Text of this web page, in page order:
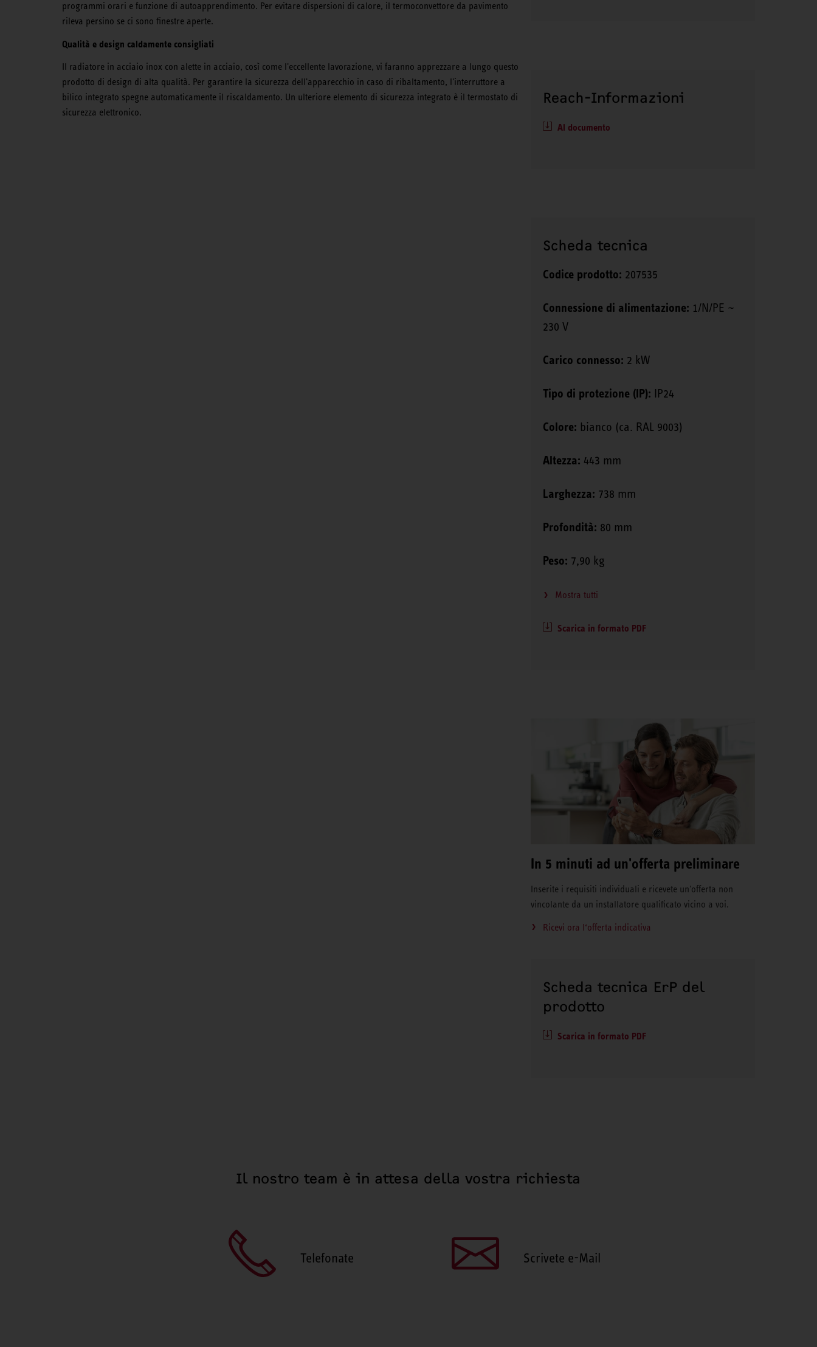
programmi orari e funzione di autoapprendimento. Per evitare dispersioni di calore, il termoconvettore da pavimento
rileva persino se ci sono finestre aperte.
Qualità e design caldamente consigliati
Il radiatore in acciaio inox con alette in acciaio, così come l'eccellente lavorazione, vi faranno apprezzare a lungo questo
prodotto di design di alta qualità. Per garantire la sicurezza dell'apparecchio in caso di ribaltamento, l'interruttore a
bilico integrato spegne automaticamente il riscaldamento. Un ulteriore elemento di sicurezza integrato è il termostato di
sicurezza elettronico.
Reach-Informazioni
Al documento
Scheda tecnica
Codice prodotto: 207535
Connessione di alimentazione: 1/N/PE ~
230 V
Carico connesso: 2 kW
Tipo di protezione (IP): IP24
Colore: bianco (ca. RAL 9003)
Altezza: 443 mm
Larghezza: 738 mm
Profondità: 80 mm
Peso: 7,90 kg
Mostra tutti
Scarica in formato PDF
In 5 minuti ad un'offerta preliminare
Inserite i requisiti individuali e ricevete un'offerta non
vincolante da un installatore qualificato vicino a voi.
Ricevi ora l‘offerta indicativa
Scheda tecnica ErP del
prodotto
Scarica in formato PDF
Il nostro team è in attesa della vostra richiesta
Telefonate Scrivete e-Mail